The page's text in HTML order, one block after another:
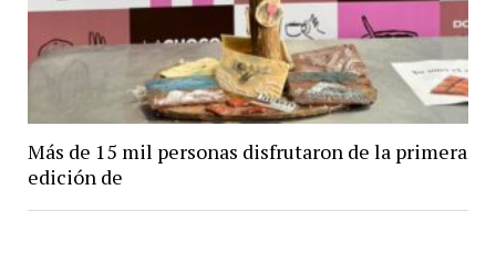
Más de 15 mil personas disfrutaron de la primera
edición de